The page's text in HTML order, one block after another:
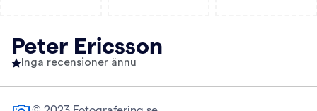
Peter Ericsson
Inga recensioner ännu